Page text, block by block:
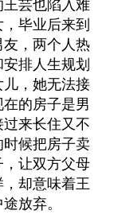
芸也陷入难
毕业后来到
，两个人热
排人生规划
，她无法接
的房子是男
来长住又不
候把房子卖
让双方父母
却意味着王
放弃。